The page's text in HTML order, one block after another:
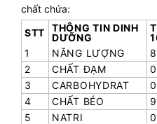
chất chứa:
STT
THÔNG TIN DINH
DƯỠNG
1
NĂNG LƯỢNG
2
CHẤT ĐẠM
3
CARBOHYDRAT
4
CHẤT BÉO
5
NATRI